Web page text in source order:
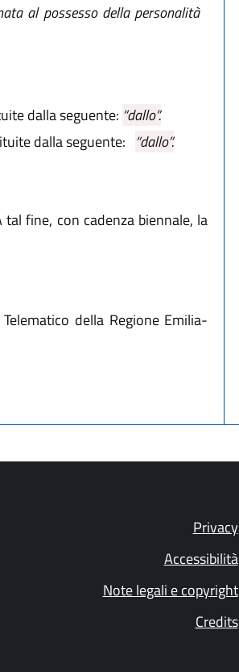
al possesso della personalità
dalla seguente: “dallo”.
dalla seguente: “dallo”.
fine, con cadenza biennale, la
della Regione Emilia-
Privacy
Accessibilità
Note legali e copyright
Credits